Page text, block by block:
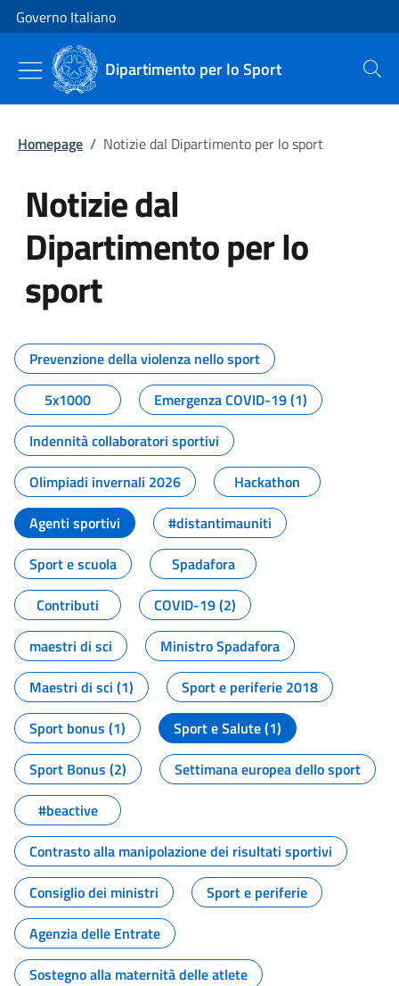
Vai al contenuto
Vai alla navigazione del sito
Governo Italiano
Dipartimento per lo Sport Cerca
Homepage / Notizie dal Dipartimento per lo sport
Notizie dal
Dipartimento per lo
sport
Tutti i contenuti della pagina
Prevenzione della violenza nello sport
5x1000
Emergenza COVID-19 (1)
Indennità collaboratori sportivi
Olimpiadi invernali 2026
Hackathon
Agenti sportivi
#distantimauniti
Sport e scuola
Spadafora
Contributi
COVID-19 (2)
maestri di sci
Ministro Spadafora
Maestri di sci (1)
Sport e periferie 2018
Sport bonus (1)
Sport e Salute (1)
Sport Bonus (2)
Settimana europea dello sport
#beactive
Contrasto alla manipolazione dei risultati sportivi
Consiglio dei ministri
Sport e periferie
Agenzia delle Entrate
Sostegno alla maternità delle atlete